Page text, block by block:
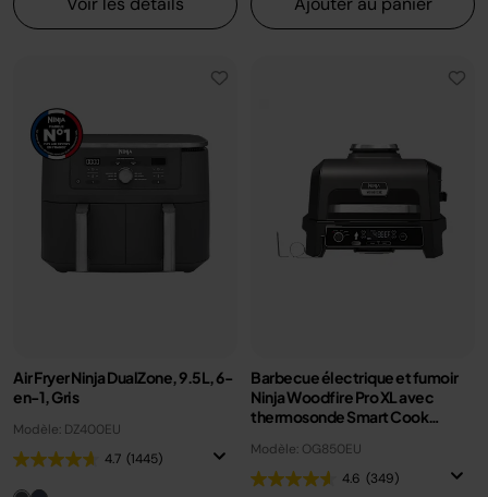
Air Fryer Ninja DualZone, 9.5L, 6-
en-1, Gris
Modèle: DZ400EU
4.7 (1445)
Barbecue électrique et fumoir
Ninja Woodfire Pro XL avec
thermosonde Smart Cook
Modèle: OG850EU
4.6 (349)